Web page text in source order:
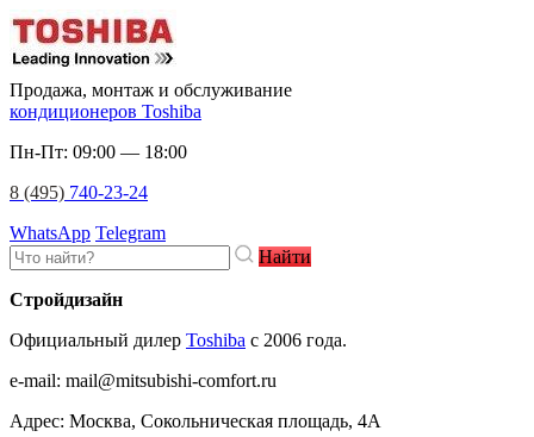
Продажа, монтаж и обслуживание
кондиционеров Toshiba
Пн-Пт: 09:00 — 18:00
8 (495) 740-23-24
WhatsApp Telegram
Найти
Стройдизайн
Официальный дилер Toshiba c 2006 года.
e-mail: mail@mitsubishi-comfort.ru
Адрес: Москва, Сокольническая площадь, 4А